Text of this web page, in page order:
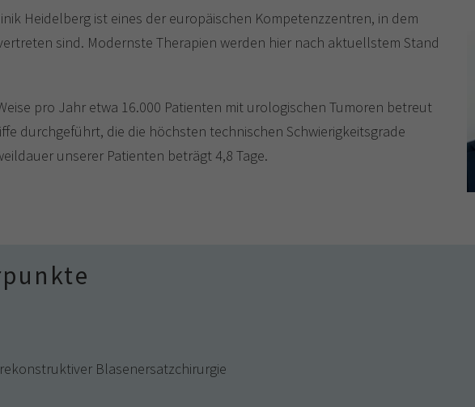
Heidelberg ist eines der europäischen Kompetenzzentren, in dem
sind. Modernste Therapien werden hier nach aktuellstem Stand
pro Jahr etwa 16.000 Patienten mit urologischen Tumoren betreut
durchgeführt, die die höchsten technischen Schwierigkeitsgrade
unserer Patienten beträgt 4,8 Tage.
Blasenersatzchirurgie